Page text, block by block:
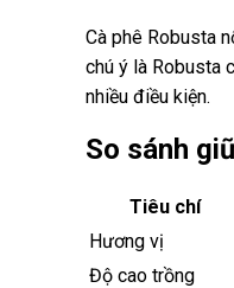
Cà phê Robusta
chú ý là Robusta
nhiều điều kiện.
So sánh
Tiêu chí
Hương vị
Độ cao trồng